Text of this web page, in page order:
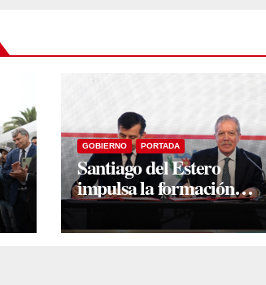
GOBIERNO PORTADA
Santiago del Estero
impulsa la formación
para más de mil docentes
que aspiran a cargos